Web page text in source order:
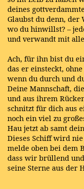
deines
Glaubst du denn,
wo du hinwillst? –
und verwandt mit
Ach, für ihn bist du
das er einsteckt,
wenn du durch und
Deine Mannschaft,
und aus ihrem
schnitzt für dich aus
noch ein viel zu
Hau jetzt ab samt
Dieses Schiff wird
melde oben bei dem
dass wir brüllend
seine Sterne aus der